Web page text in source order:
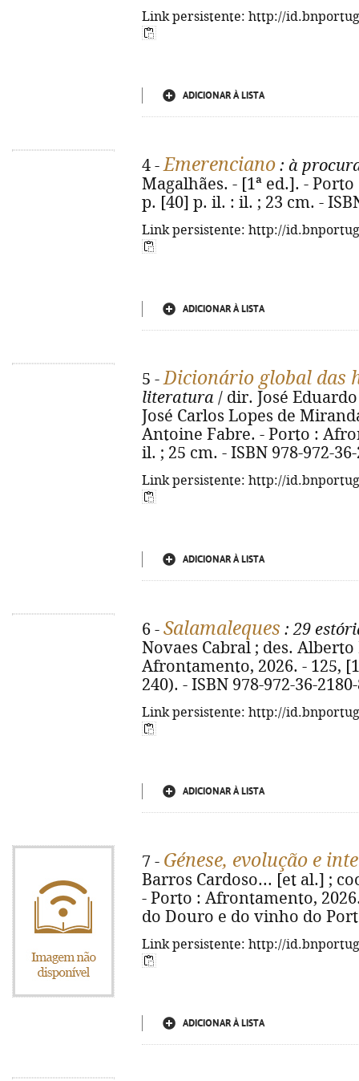
Link persistente: http://
ADICIONAR À LISTA
4 -Emerenciano : à
Magalhães. - [1ª ed.]. -
p. [40] p. il. : il. ; 23 cm. -
Link persistente: http://
ADICIONAR À LISTA
5 -Dicionário global das
literatura / dir. José
José Carlos Lopes de
Antoine Fabre. - Porto :
il. ; 25 cm. - ISBN 978-972-
Link persistente: http://
ADICIONAR À LISTA
6 - Salamaleques : 29
Novaes Cabral ; des. Alberto
Afrontamento, 2026. - 125,
240). - ISBN 978-972-36-
Link persistente: http://
ADICIONAR À LISTA
7 - Génese, evolução e
Barros Cardoso... [et al.] ;
- Porto : Afrontamento,
do Douro e do vinho do
Link persistente: http://
ADICIONAR À LISTA